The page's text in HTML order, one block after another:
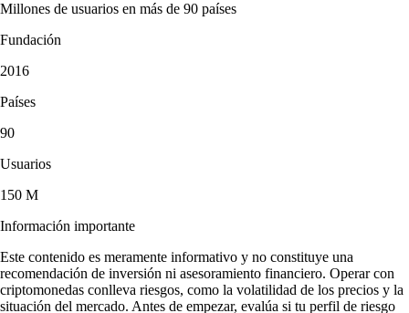
Millones de usuarios en más de 90 países
Fundación
2016
Países
90
Usuarios
150 M
Información importante
Este contenido es meramente informativo y no constituye una
recomendación de inversión ni asesoramiento financiero. Operar con
criptomonedas conlleva riesgos, como la volatilidad de los precios y la
situación del mercado. Antes de empezar, evalúa si tu perfil de riesgo